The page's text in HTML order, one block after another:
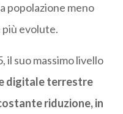
popolazione meno
più evolute.
il suo massimo livello
digitale terrestre
riduzione, in